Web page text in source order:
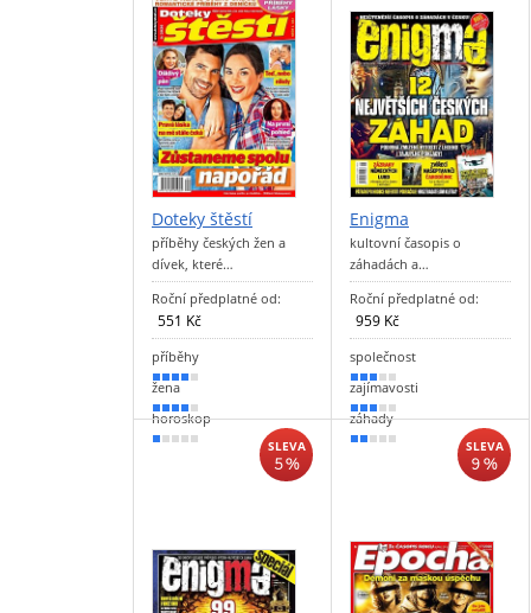
Doteky štěstí
příběhy českých žen a
dívek, které…
Roční předplatné od:
551 Kč
příběhy
80 %
žena
70 %
horoskop
20 %
Enigma
kultovní časopis o
záhadách a…
Roční předplatné od:
959 Kč
společnost
60 %
zajímavosti
50 %
záhady
40 %
SLEVA
5 %
SLEVA
9 %